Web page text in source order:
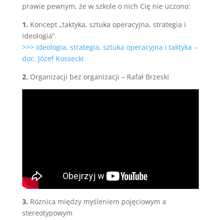
prawie pewnym, że w szkole o nich Cię nie uczono:
1. Koncept „taktyka, sztuka operacyjna, strategia i
ideologia”
>>> Ideologia, strategia, sztuka operacyjna i taktyka –
doc. Józef Kossecki
2. Organizacji bez organizacji – Rafał Brzeski
3. Róznica między myśleniem pojęciowym a
stereotypowym